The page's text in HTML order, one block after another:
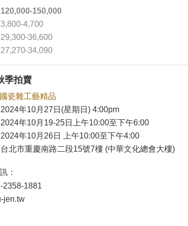
120,000-150,000
3,800-4,700
29,300-36,600
27,270-34,090
季拍賣
瓷雜工藝精品
2024年10月27日(星期日) 4:00pm
2024年10月19-25日上午10:00至下午6:00
2024年10月26日 上午10:00至下午4:00
台北市重慶南路二段15號7樓 (中華文化總會大樓)
：
2358-1881
jen.tw